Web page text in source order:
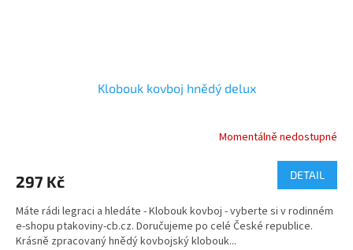
Klobouk kovboj hnědý delux
Momentálně nedostupné
297 Kč DETAIL
Máte rádi legraci a hledáte - Klobouk kovboj - vyberte si v rodinném
e-shopu ptakoviny-cb.cz. Doručujeme po celé České republice.
Krásně zpracovaný hnědý kovbojský klobouk...